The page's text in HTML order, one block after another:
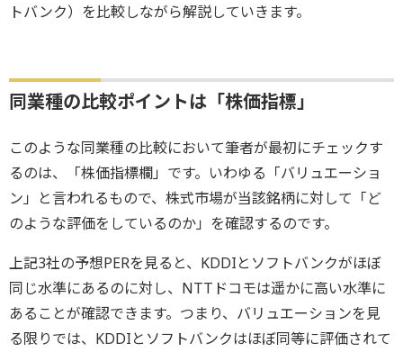
トバンク）を比較しながら解説していきます。
同業種の比較ポイントは「株価指標」
このような同業種の比較において筆者が最初にチェックす
るのは、「株価指標欄」です。いわゆる「バリュエーショ
ン」と言われるもので、株式市場が当該銘柄に対して「ど
のような評価をしているのか」を確認するのです。
上記3社の予想PERを見ると、KDDIとソフトバンクがほぼ
同じ水準にあるのに対し、NTTドコモは遥かに高い水準に
あることが確認できます。つまり、バリュエーションを見
る限りでは、KDDIとソフトバンクはほぼ同等に評価されて